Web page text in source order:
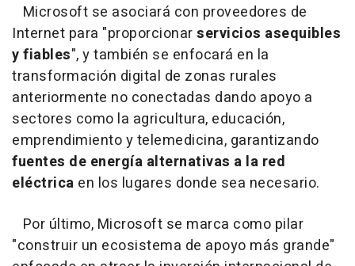
Microsoft se asociará con proveedores de
Internet para "proporcionarservicios asequibles
y fiables", y también se enfocará en la
transformación digital de zonas rurales
anteriormente no conectadas dando apoyo a
sectores como la agricultura, educación,
emprendimiento y telemedicina, garantizando
fuentes de energía alternativas a la red
eléctrica en los lugares donde sea necesario.
Por último, Microsoft se marca como pilar
"construir un ecosistema de apoyo más grande"